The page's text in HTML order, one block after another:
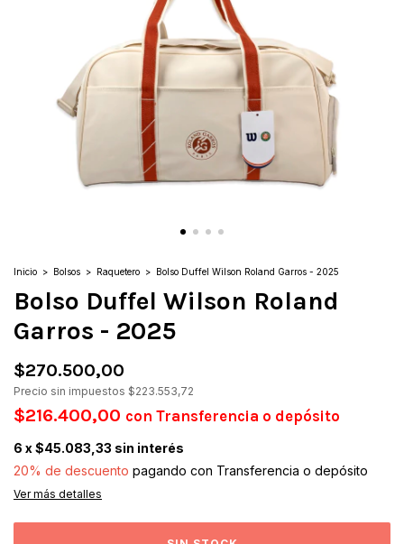
Inicio > Bolsos > Raquetero > Bolso Duffel Wilson Roland Garros - 2025
Bolso Duffel Wilson Roland
Garros - 2025
$270.500,00
Precio sin impuestos $223.553,72
$216.400,00 con Transferencia o depósito
6 x$45.083,33 sin interés
20% de descuento pagando con Transferencia o depósito
Ver más detalles